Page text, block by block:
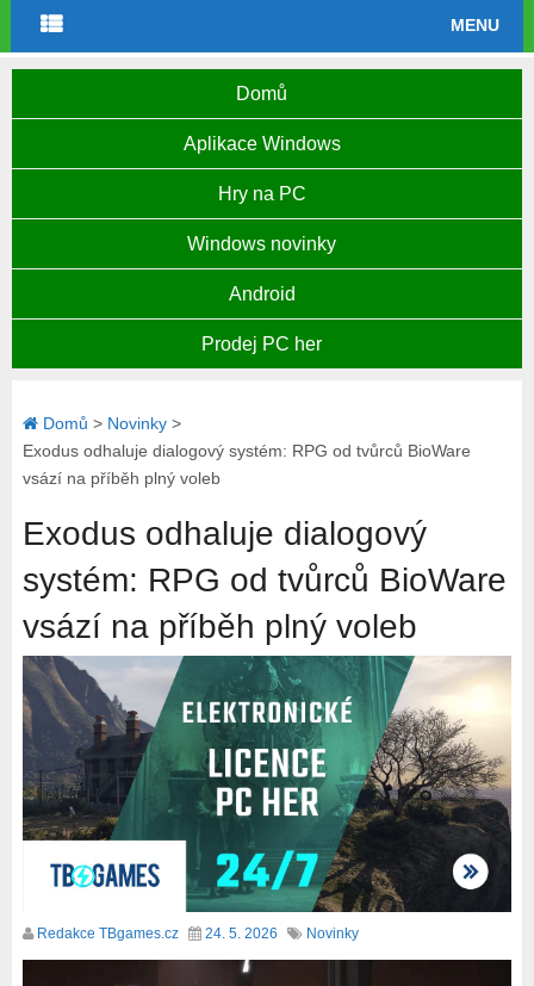
MENU
Domů
Aplikace Windows
Hry na PC
Windows novinky
Android
Prodej PC her
Domů > Novinky>
Exodus odhaluje dialogový systém: RPG od tvůrců BioWare
vsází na příběh plný voleb
Exodus odhaluje dialogový
systém: RPG od tvůrců BioWare
vsází na příběh plný voleb
Redakce TBgames.cz 24. 5. 2026 Novinky